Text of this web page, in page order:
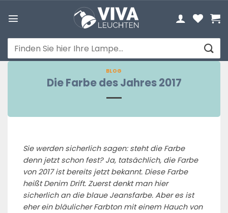
Inhalt
Suchen
nach:
BLOG
Die Farbe des Jahres 2017
Sie werden sicherlich sagen: steht die Farbe
denn jetzt schon fest? Ja, tatsächlich, die Farbe
von 2017 ist bereits jetzt bekannt. Diese Farbe
heißt Denim Drift. Zuerst denkt man hier
sicherlich an die blaue Jeansfarbe. Aber es ist
eher ein bläulicher Farbton mit einem Hauch von